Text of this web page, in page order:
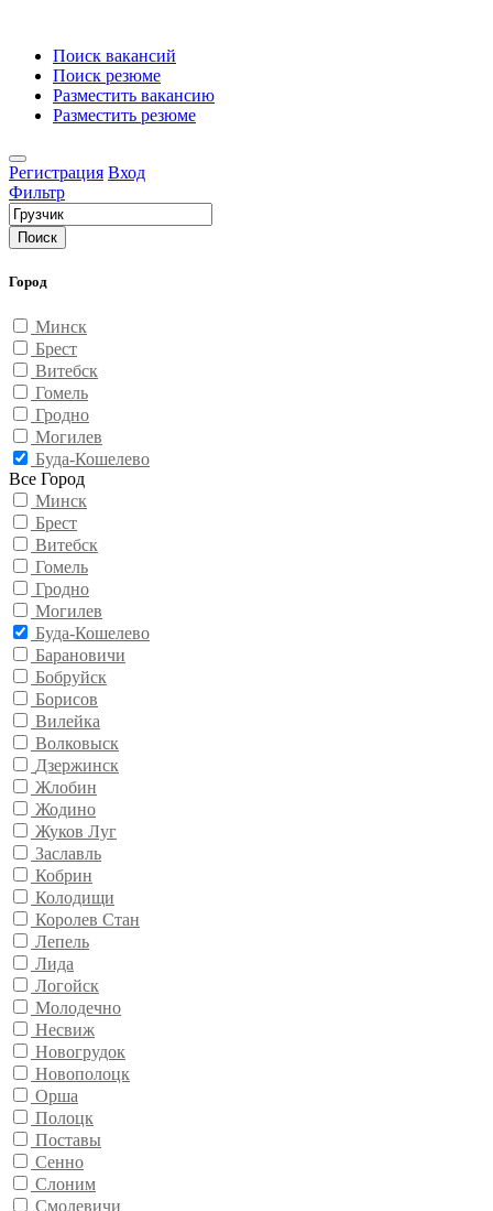
Поиск вакансий
Поиск резюме
Разместить вакансию
Разместить резюме
Регистрация Вход
Фильтр
Поиск
Город
Минск
Брест
Витебск
Гомель
Гродно
Могилев
Буда-Кошелево
Все Город
Минск
Брест
Витебск
Гомель
Гродно
Могилев
Буда-Кошелево
Барановичи
Бобруйск
Борисов
Вилейка
Волковыск
Дзержинск
Жлобин
Жодино
Жуков Луг
Заславль
Кобрин
Колодищи
Королев Стан
Лепель
Лида
Логойск
Молодечно
Несвиж
Новогрудок
Новополоцк
Орша
Полоцк
Поставы
Сенно
Слоним
Смолевичи